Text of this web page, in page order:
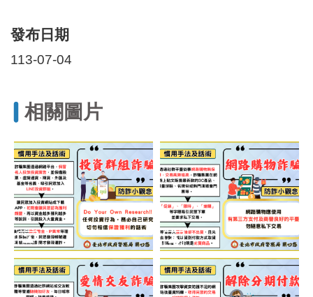
文
局
資
產
臺
北
市
里
界
說
臺
北
市
發布日期
113-07-04
相關圖片